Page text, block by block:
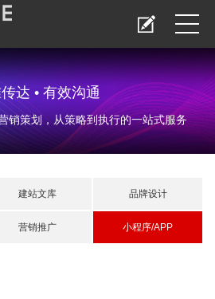
达 • 有效沟通
销策划，从策略到执行的一站式服务
建站文库 品牌设计
营销推广 小程序/APP